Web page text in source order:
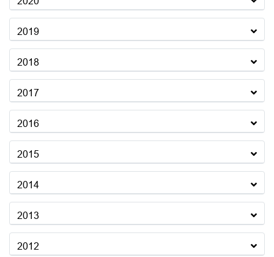
2019
2018
2017
2016
2015
2014
2013
2012